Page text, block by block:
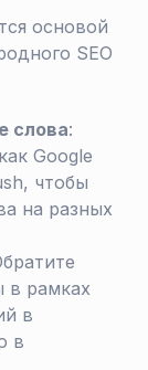
основой
SEO
слова:
Google
чтобы
на разных
в рамках
в
в